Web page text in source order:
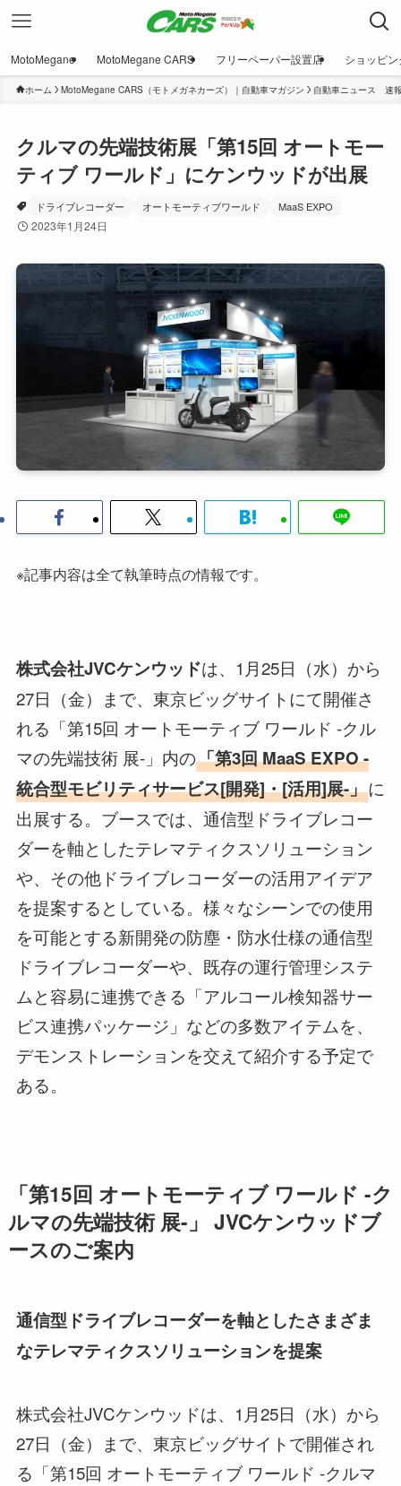
MotoMegane MotoMegane CARS フリーペーパー設置店 ショッピン
ホーム MotoMegane CARS（モトメガネカーズ）｜自動車マガジン 自動車ニュース 速
クルマの先端技術展「第15回 オートモー
ティブ ワールド」にケンウッドが出展
ドライブレコーダー オートモーティブワールド MaaS EXPO
2023年1月24日
※記事内容は全て執筆時点の情報です。
株式会社JVCケンウッドは、1月25日（水）から
27日（金）まで、東京ビッグサイトにて開催さ
れる「第15回 オートモーティブ ワールド -クル
マの先端技術 展-」内の「第3回 MaaS EXPO -
統合型モビリティサービス[開発]・[活用]展-」に
出展する。ブースでは、通信型ドライブレコー
ダーを軸としたテレマティクスソリューション
や、その他ドライブレコーダーの活用アイデア
を提案するとしている。様々なシーンでの使用
を可能とする新開発の防塵・防水仕様の通信型
ドライブレコーダーや、既存の運行管理システ
ムと容易に連携できる「アルコール検知器サー
ビス連携パッケージ」などの多数アイテムを、
デモンストレーションを交えて紹介する予定で
ある。
「第15回 オートモーティブ ワールド -ク
ルマの先端技術 展-」 JVCケンウッドブ
ースのご案内
通信型ドライブレコーダーを軸としたさまざま
なテレマティクスソリューションを提案
株式会社JVCケンウッドは、1月25日（水）から
27日（金）まで、東京ビッグサイトで開催され
る「第15回 オートモーティブ ワールド -クルマ